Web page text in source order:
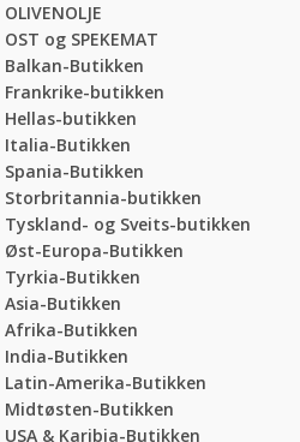
OLIVENOLJE
OST og SPEKEMAT
Balkan-Butikken
Frankrike-butikken
Hellas-butikken
Italia-Butikken
Spania-Butikken
Storbritannia-butikken
Tyskland- og Sveits-butikken
Øst-Europa-Butikken
Tyrkia-Butikken
Asia-Butikken
Afrika-Butikken
India-Butikken
Latin-Amerika-Butikken
Midtøsten-Butikken
USA & Karibia-Butikken